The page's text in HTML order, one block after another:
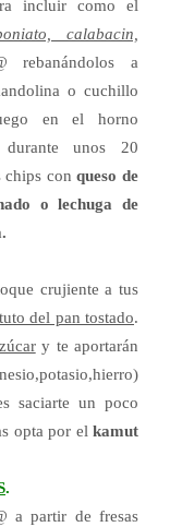
incluir como el
calabacin,
rebanándolos a
o cuchillo
en el horno
unos 20
chips conqueso de
o lechuga de
crujiente a tus
del pan tostado.
y te aportarán
saciarte un poco
opta por el kamut
.
a partir de fresas